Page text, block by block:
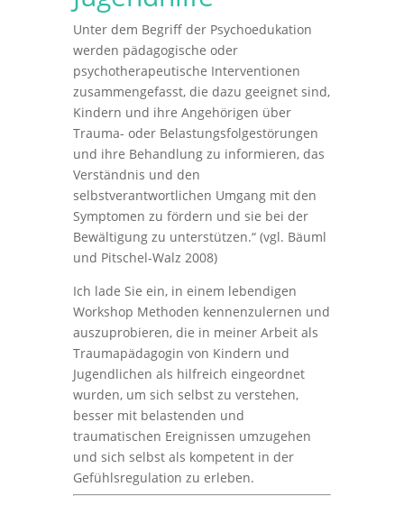
Unter dem Begriff der Psychoedukation
werden pädagogische oder
psychotherapeutische Interventionen
zusammengefasst, die dazu geeignet sind,
Kindern und ihre Angehörigen über
Trauma- oder Belastungsfolgestörungen
und ihre Behandlung zu informieren, das
Verständnis und den
selbstverantwortlichen Umgang mit den
Symptomen zu fördern und sie bei der
Bewältigung zu unterstützen.“ (vgl. Bäuml
und Pitschel-Walz 2008)
Ich lade Sie ein, in einem lebendigen
Workshop Methoden kennenzulernen und
auszuprobieren, die in meiner Arbeit als
Traumapädagogin von Kindern und
Jugendlichen als hilfreich eingeordnet
wurden, um sich selbst zu verstehen,
besser mit belastenden und
traumatischen Ereignissen umzugehen
und sich selbst als kompetent in der
Gefühlsregulation zu erleben.